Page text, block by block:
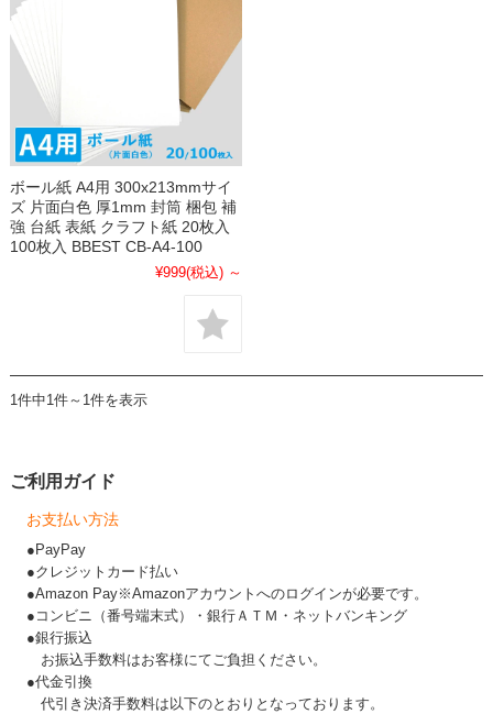
ボール紙 A4用 300x213mmサイ
ズ 片面白色 厚1mm 封筒 梱包 補
強 台紙 表紙 クラフト紙 20枚入
100枚入 BBEST CB-A4-100
¥999(税込) ～
1件中1件～1件を表示
ご利用ガイド
お支払い方法
●PayPay
●クレジットカード払い
●Amazon Pay※Amazonアカウントへのログインが必要です。
●コンビニ（番号端末式）・銀行ＡＴＭ・ネットバンキング
●銀行振込
お振込手数料はお客様にてご負担ください。
●代金引換
代引き決済手数料は以下のとおりとなっております。